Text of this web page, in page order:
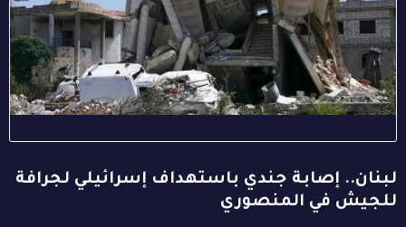
لبنان.. إصابة جندي باستهداف إسرائيلي لجرافة
للجيش في المنصوري